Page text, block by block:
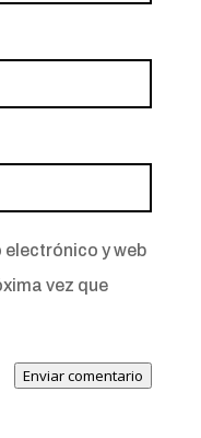
electrónico y web
vez que
Enviar comentario